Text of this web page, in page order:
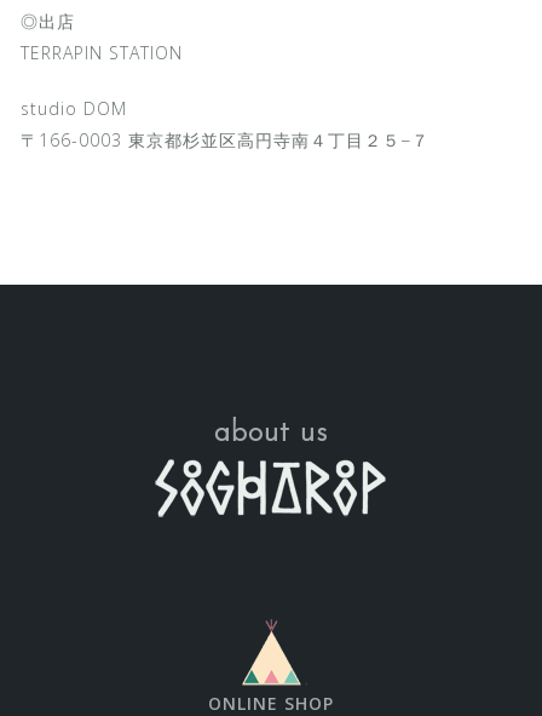
◎出店
TERRAPIN STATION
studio DOM
〒166-0003 東京都杉並区高円寺南４丁目２５−７
about us
ONLINE SHOP